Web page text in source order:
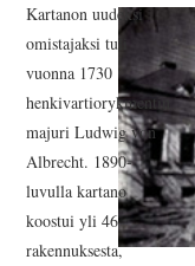
Kartanon uudeksi
omistajaksi tuli
vuonna 1730
henkivartiorykmentin
majuri Ludwig von
Albrecht. 1890-
luvulla kartano
koostui yli 46
rakennuksesta,